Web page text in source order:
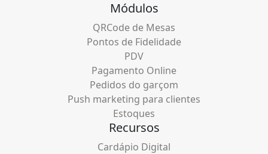
Módulos
QRCode de Mesas
Pontos de Fidelidade
PDV
Pagamento Online
Pedidos do garçom
Push marketing para clientes
Estoques
Recursos
Cardápio Digital